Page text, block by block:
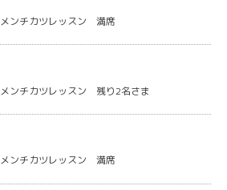
メンチカツレッスン 満席
メンチカツレッスン 残り2名さま
メンチカツレッスン 満席